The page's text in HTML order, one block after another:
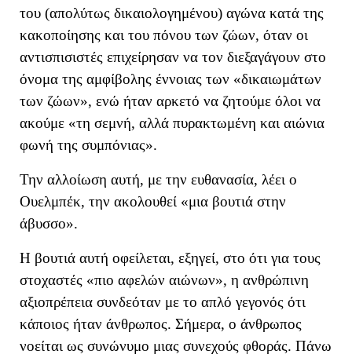
του (απολύτως δικαιολογημένου) αγώνα κατά της
κακοποίησης και του πόνου των ζώων, όταν οι
αντισπισιστές επιχείρησαν να τον διεξαγάγουν στο
όνομα της αμφίβολης έννοιας των «δικαιωμάτων
των ζώων», ενώ ήταν αρκετό να ζητούμε όλοι να
ακούμε «τη σεμνή, αλλά πυρακτωμένη και αιώνια
φωνή της συμπόνιας».
Την αλλοίωση αυτή, με την ευθανασία, λέει ο
Ουελμπέκ, την ακολουθεί «μια βουτιά στην
άβυσσο».
Η βουτιά αυτή οφείλεται, εξηγεί, στο ότι για τους
στοχαστές «πιο αφελών αιώνων», η ανθρώπινη
αξιοπρέπεια συνδεόταν με το απλό γεγονός ότι
κάποιος ήταν άνθρωπος. Σήμερα, ο άνθρωπος
νοείται ως συνώνυμο μιας συνεχούς φθοράς. Πάνω